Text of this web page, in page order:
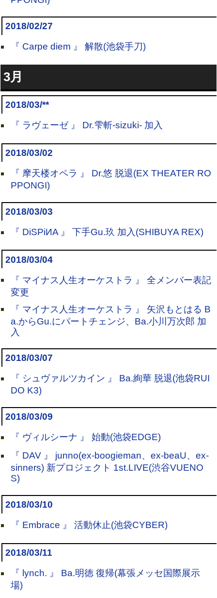
2018/02/27
『 Carpe diem 』 解散(池袋手刀)
3月
2018/03/**
『 ラヴェーゼ 』 Dr.雫斬-sizuki- 加入
2018/03/02
『 摩天楼オペラ 』 Dr.悠 脱退(EX THEATER RO
PPONGI)
2018/03/03
『 DiSPiИA 』 下手Gu.玖 加入(SHIBUYA REX)
2018/03/04
『 マイナス人生オーケストラ 』 全メンバー表記
変更
『 マイナス人生オーケストラ 』 矢沢もとはる B
a.からGu.にパートチェンジ、Ba.小川万次郎 加
入
2018/03/07
『 シュヴァルツカイン 』 Ba.絢華 脱退(池袋RUI
DO K3)
2018/03/09
『 ヴィルシーナ 』 始動(池袋EDGE)
『 DAV 』 junno(ex-boogieman、ex-beaU、ex-
sinners) 新プロジェクト 1st.LIVE(渋谷VUENO
S)
2018/03/10
『 Embrace 』 活動休止(池袋CYBER)
2018/03/11
『 lynch. 』 Ba.明徳 復帰(幕張メッセ国際展示
場)